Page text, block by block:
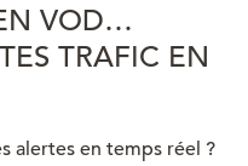
VOD…
TRAFIC EN
alertes en temps réel ?